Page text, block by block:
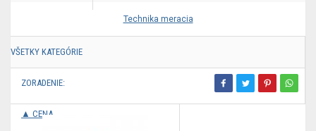
Technika meracia
VŠETKY KATEGÓRIE
ZORADENIE:
▲ CENA